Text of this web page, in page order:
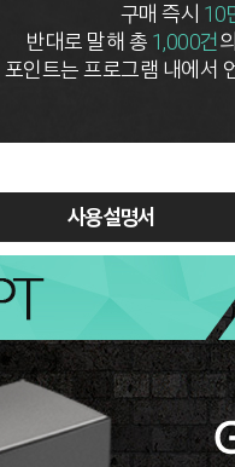
구매 즉시 10
반대로 말해 총 1,000건
포인트는 프로그램 내에서
사용 설명서